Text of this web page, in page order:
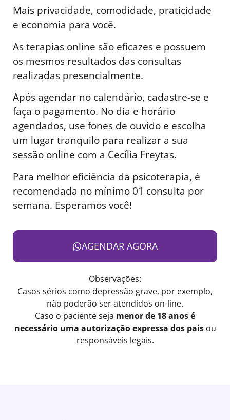
Mais privacidade, comodidade, praticidade
e economia para você.
As terapias online são eficazes e possuem
os mesmos resultados das consultas
realizadas presencialmente.
Após agendar no calendário, cadastre-se e
faça o pagamento. No dia e horário
agendados, use fones de ouvido e escolha
um lugar tranquilo para realizar a sua
sessão online com a Cecília Freytas.
Para melhor eficiência da psicoterapia, é
recomendada no mínimo 01 consulta por
semana. Esperamos você!
AGENDAR AGORA
Observações:
Casos sérios como depressão grave, por exemplo,
não poderão ser atendidos on-line.
Caso o paciente seja menor de 18 anos é
necessário uma autorização expressa dos paisou
responsáveis legais.